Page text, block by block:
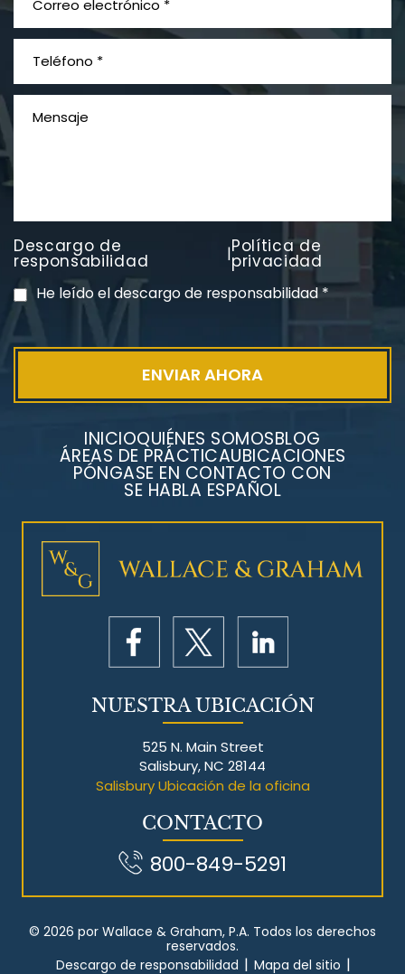
¿Qué es el mesotelioma?
PVC Cloruro de polivinilo
Exposición
Descargo de
responsabilidad |Política de
privacidad
He leído el descargo de responsabilidad*
INICIOQUIÉNES SOMOSBLOG
ÁREAS DE PRÁCTICAUBICACIONES
PÓNGASE EN CONTACTO CON
SE HABLA ESPAÑOL
NUESTRA UBICACIÓN
525 N. Main Street
Salisbury, NC 28144
Salisbury Ubicación de la oficina
CONTACTO
800-849-5291
© 2026 por Wallace & Graham, P.A. Todos los derechos
reservados.
Descargo de responsabilidad | Mapa del sitio |